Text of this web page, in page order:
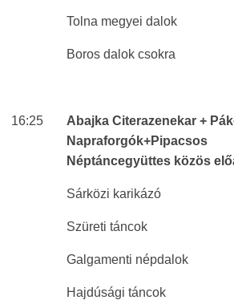
Tolna megyei dalok
Boros dalok csokra
16:25
Abajka Citerazenekar +
Napraforgók+Pipacsos
Néptáncegyüttes közös
Sárközi karikázó
Szüreti táncok
Galgamenti népdalok
Hajdúsági táncok